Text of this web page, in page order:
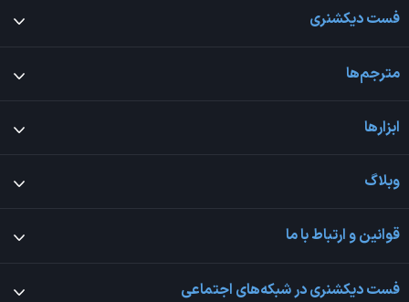
فست دیکشنری
مترجم‌ها
ابزارها
وبلاگ
قوانین و ارتباط با ما
فست دیکشنری در شبکه‌های اجتماعی